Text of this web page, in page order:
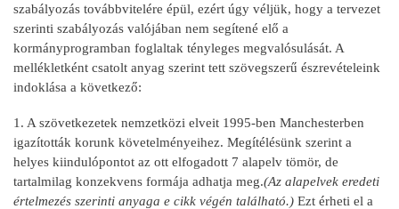
szabályozás továbbvitelére épül, ezért úgy véljük, hogy a tervezet
szerinti szabályozás valójában nem segítené elő a
kormányprogramban foglaltak tényleges megvalósulását. A
mellékletként csatolt anyag szerint tett szövegszerű észrevételeink
indoklása a következő:
1. A szövetkezetek nemzetközi elveit 1995-ben Manchesterben
igazították korunk követelményeihez. Megítélésünk szerint a
helyes kiindulópontot az ott elfogadott 7 alapelv tömör, de
tartalmilag konzekvens formája adhatja meg.(Az alapelvek eredeti
értelmezés szerinti anyaga e cikk végén található.) Ezt érheti el a